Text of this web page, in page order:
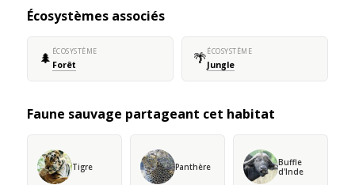
Écosystèmes associés
🌲 ÉCOSYSTÈME
Forêt 🌴ÉCOSYSTÈME
Jungle
Faune sauvage partageant cet habitat
Tigre Panthère
Buffle
d'Inde